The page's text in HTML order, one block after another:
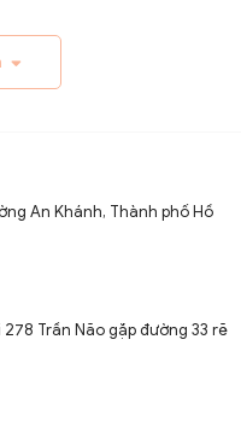
khu vực nhiệt đới. Ban đầu
điện từ pin, chúng
tiến bộ của công nghệ
thập kỷ
cơ mạnh mẽ và khả năng
thẩm mỹ của sản phẩm.
An Khánh, Thành phố Hồ
Trần Não gặp đường 33 rẽ